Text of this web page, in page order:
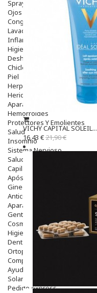
Sprays
Ojos Y Oidos
Congestión
Lavado Ojos
Inflamación Del Oido (otitis)
Higiene Oido
Deshabituación Tabaquismo
Chicles
Piel
Herpes Y Hongos
Heridas Y úlceras
Aparato Genital
Hemorroides
Protectores Y Emolientes
Salud
Insomnio
Sistema Nervioso
Salud Bucodental
Capilar
Apósitos
Ginecología
Anticonceptivos
Aparato Genital
Gente Mayor
Cosmética
Higiene
Dentales
Ortopedia
Complementos Nutricionales.
Ayudas
Solares
Pedido express
VICHY CAPITAL SOLEIL...
16,43 €21,90 €